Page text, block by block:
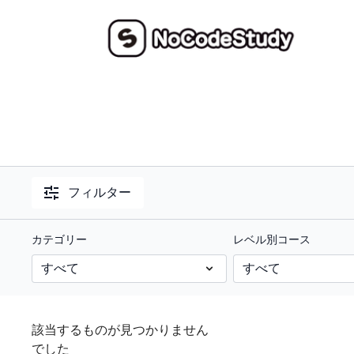
フィルター
カテゴリー レベル別コース
該当するものが見つかりません
でした